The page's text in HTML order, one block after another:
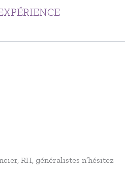
RH, généralistes n’hésitez